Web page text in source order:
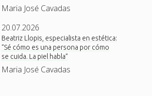
Maria José Cavadas
20.07.2026
Beatriz Llopis, especialista en estética:
“Sé cómo es una persona por cómo
se cuida. La piel habla”
Maria José Cavadas